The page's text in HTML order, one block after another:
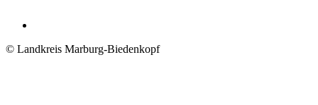
© Landkreis Marburg-Biedenkopf